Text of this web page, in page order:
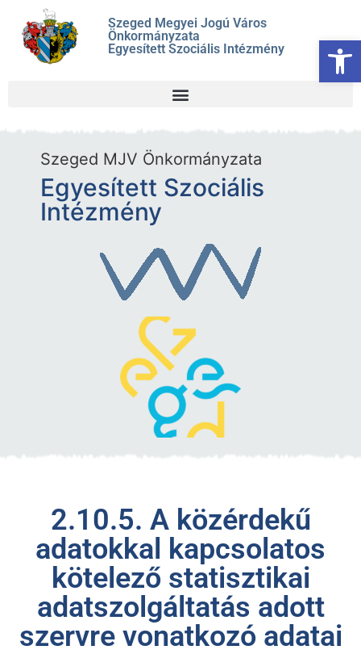
Szeged Megyei Jogú Város
Önkormányzata
Egyesített Szociális Intézmény
Szeged MJV Önkormányzata
Egyesített Szociális
Intézmény
2.10.5. A közérdekű
adatokkal kapcsolatos
kötelező statisztikai
adatszolgáltatás adott
szervre vonatkozó adatai